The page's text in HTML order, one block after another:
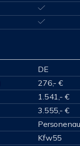
DE
276,- €
1.541,- €
3.555,- €
Kfw55